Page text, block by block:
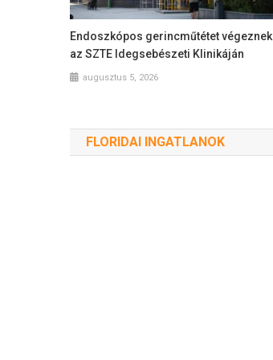
Endoszkópos gerincműtétet végeznek
az SZTE Idegsebészeti Klinikáján
augusztus 5, 2026
FLORIDAI INGATLANOK